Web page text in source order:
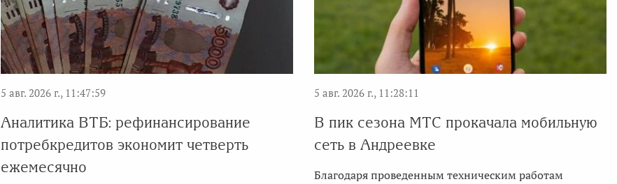
5 авг. 2026 г., 11:47:59
Аналитика ВТБ: рефинансирование
потребкредитов экономит четверть
ежемесячно
5 авг. 2026 г., 11:28:11
В пик сезона МТС прокачала мобильную
сеть в Андреевке
Благодаря проведенным техническим работам